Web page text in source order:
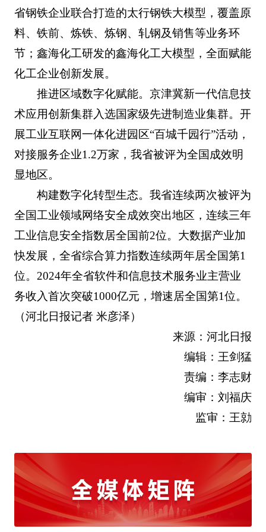
省钢铁企业联合打造的太行钢铁大模型，覆盖原
料、铁前、炼铁、炼钢、轧钢及销售等业务环
节；鑫海化工研发的鑫海化工大模型，全面赋能
化工企业创新发展。
推进区域数字化赋能。京津冀新一代信息技
术应用创新集群入选国家级先进制造业集群。开
展工业互联网一体化进园区“百城千园行”活动，
对接服务企业1.2万家，我省被评为全国成效明
显地区。
构建数字化转型生态。我省连续两次被评为
全国工业领域网络安全成效突出地区，连续三年
工业信息安全指数居全国前2位。大数据产业加
快发展，全省综合算力指数连续两年居全国第1
位。2024年全省软件和信息技术服务业主营业
务收入首次突破1000亿元，增速居全国第1位。
（河北日报记者 米彦泽）
来源：河北日报
编辑：王剑猛
责编：李志财
编审：刘福庆
监审：王勍